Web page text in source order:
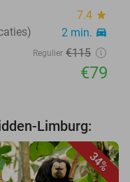
7.4 star
2 min. directions_car
Regulier €115
€79
Limburg:
34%